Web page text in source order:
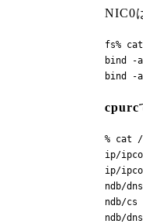
NIC0
fs%
bind -
bind -
cpurc
% cat
ip/
ip/
ndb/
ndb/
ndb/